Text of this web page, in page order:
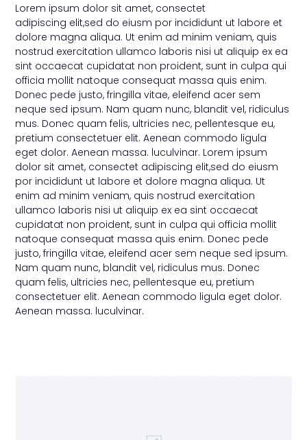
Lorem ipsum dolor sit amet, consectet
adipiscing elit,sed do eiusm por incididunt ut labore et
dolore magna aliqua. Ut enim ad minim veniam, quis
nostrud exercitation ullamco laboris nisi ut aliquip ex ea
sint occaecat cupidatat non proident, sunt in culpa qui
officia mollit natoque consequat massa quis enim.
Donec pede justo, fringilla vitae, eleifend acer sem
neque sed ipsum. Nam quam nunc, blandit vel, ridiculus
mus. Donec quam felis, ultricies nec, pellentesque eu,
pretium consectetuer elit. Aenean commodo ligula
eget dolor. Aenean massa. luculvinar. Lorem ipsum
dolor sit amet, consectet adipiscing elit,sed do eiusm
por incididunt ut labore et dolore magna aliqua. Ut
enim ad minim veniam, quis nostrud exercitation
ullamco laboris nisi ut aliquip ex ea sint occaecat
cupidatat non proident, sunt in culpa qui officia mollit
natoque consequat massa quis enim. Donec pede
justo, fringilla vitae, eleifend acer sem neque sed ipsum.
Nam quam nunc, blandit vel, ridiculus mus. Donec
quam felis, ultricies nec, pellentesque eu, pretium
consectetuer elit. Aenean commodo ligula eget dolor.
Aenean massa. luculvinar.